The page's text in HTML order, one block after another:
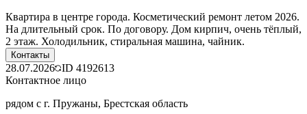
Квартира в центре города. Косметический ремонт летом 2026.
На длительный срок. По договору. Дом кирпич, очень тёплый,
2 этаж. Холодильник, стиральная машина, чайник.
Контакты
28.07.2026 ID 4192613
Контактное лицо
рядом с г. Пружаны, Брестская область